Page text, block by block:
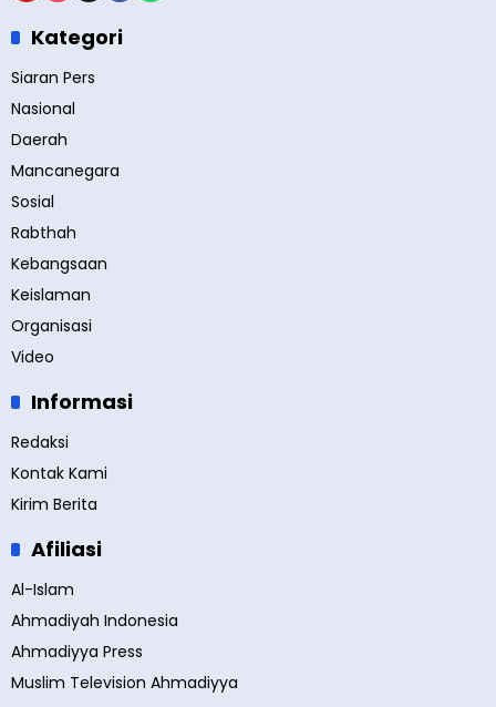
Kategori
Siaran Pers
Nasional
Daerah
Mancanegara
Sosial
Rabthah
Kebangsaan
Keislaman
Organisasi
Video
Informasi
Redaksi
Kontak Kami
Kirim Berita
Afiliasi
Al-Islam
Ahmadiyah Indonesia
Ahmadiyya Press
Muslim Television Ahmadiyya